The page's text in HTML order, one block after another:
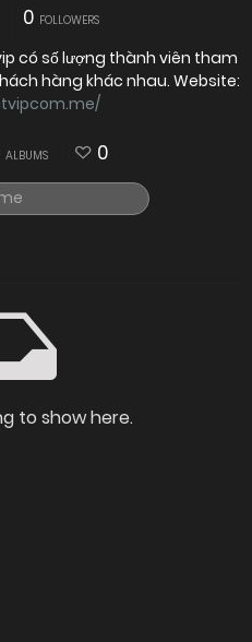
0 FOLLOWERS
có số lượng thành viên tham
gia đông với nhiều đối tượng khách hàng khác nhau. Website:
ALBUMS 0
to show here.